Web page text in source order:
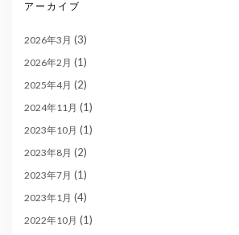
アーカイブ
2026年3月 (3)
2026年2月 (1)
2025年4月 (2)
2024年11月 (1)
2023年10月 (1)
2023年8月 (2)
2023年7月 (1)
2023年1月 (4)
2022年10月 (1)